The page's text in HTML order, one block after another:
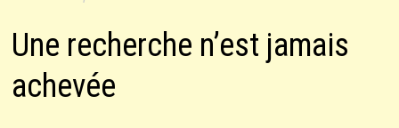
Une recherche n’est jamais
achevée